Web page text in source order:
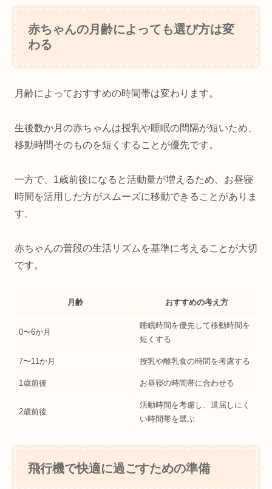
赤ちゃんの月齢によっても選び方は変
わる
月齢によっておすすめの時間帯は変わります。
生後数か月の赤ちゃんは授乳や睡眠の間隔が短いため、
移動時間そのものを短くすることが優先です。
一方で、1歳前後になると活動量が増えるため、お昼寝
時間を活用した方がスムーズに移動できることがありま
す。
赤ちゃんの普段の生活リズムを基準に考えることが大切
です。
月齢 おすすめの考え方
0〜6か月
睡眠時間を優先して移動時間を
短くする
7〜11か月 授乳や離乳食の時間を考慮する
1歳前後 お昼寝の時間帯に合わせる
2歳前後
活動時間を考慮し、退屈しにく
い時間帯を選ぶ
飛行機で快適に過ごすための準備